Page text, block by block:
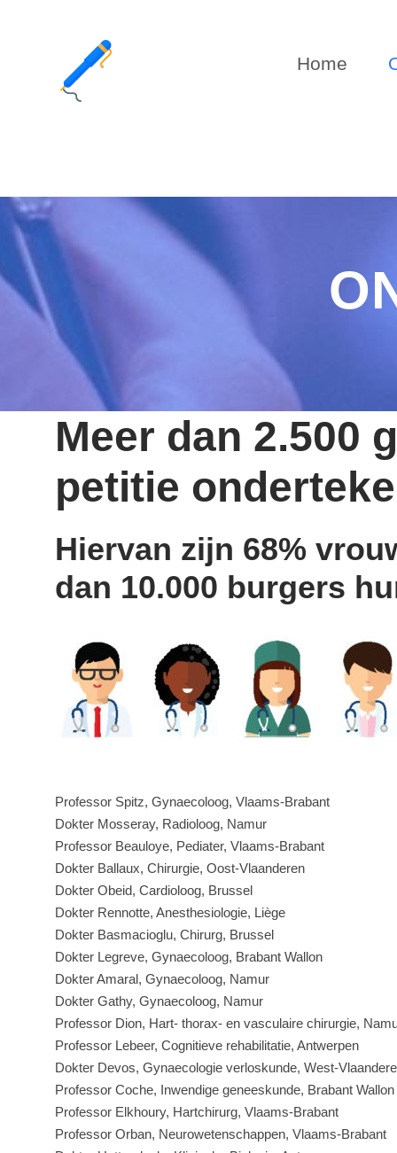
Home
Meer dan 2.500
petitie
Hiervan zijn 68%
dan 10.000 burgers
Professor Spitz, Gynaecoloog, Vlaams-Brabant
Dokter Mosseray, Radioloog, Namur
Professor Beauloye, Pediater, Vlaams-Brabant
Dokter Ballaux, Chirurgie, Oost-Vlaanderen
Dokter Obeid, Cardioloog, Brussel
Dokter Rennotte, Anesthesiologie, Liège
Dokter Basmacioglu, Chirurg, Brussel
Dokter Legreve, Gynaecoloog, Brabant Wallon
Dokter Amaral, Gynaecoloog, Namur
Dokter Gathy, Gynaecoloog, Namur
Professor Dion, Hart- thorax- en vasculaire chirurgie,
Professor Lebeer, Cognitieve rehabilitatie, Antwerpen
Dokter Devos, Gynaecologie verloskunde, West-
Professor Coche, Inwendige geneeskunde, Brabant Wallon
Professor Elkhoury, Hartchirurg, Vlaams-Brabant
Professor Orban, Neurowetenschappen, Vlaams-Brabant